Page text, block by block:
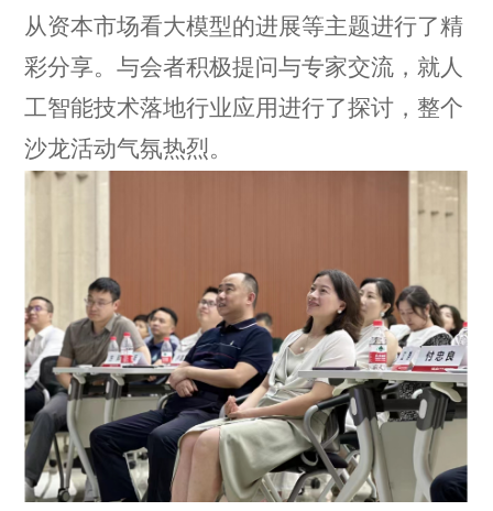
从资本市场看大模型的进展等主题进行了精
彩分享。与会者积极提问与专家交流， 就人
工智能技术落地行业应用进行了探讨 ，整个
沙龙活动气氛热烈。